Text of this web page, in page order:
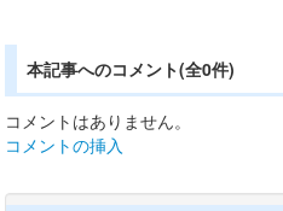
本記事へのコメント(全0件)
コメントはありません。
コメントの挿入